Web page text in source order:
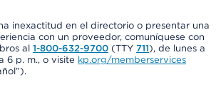
inexactitud en el directorio o presentar una
con un proveedor, comuníquese con
al 1-800-632-9700 (TTY 711), de lunes a
6 p. m., o visite kp.org/memberservices